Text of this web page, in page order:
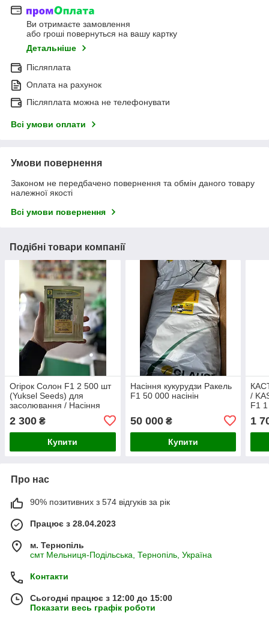
Ви отримаєте замовлення
або гроші повернуться на вашу картку
Детальніше
Післяплата
Оплата на рахунок
Післяплата можна не телефонувати
Всі умови оплати
Умови повернення
Законом не передбачено повернення та обмін даного товару
належної якості
Всі умови повернення
Подібні товари компанії
Огірок Солон F1 2 500 шт
(Yuksel Seeds) для
засолювання / Насіння
консервації
2 300 ₴
Купити
Насіння кукурудзи Ракель
F1 50 000 насінін
50 000₴
Купити
/
F1
1
Про нас
90% позитивних з 574 відгуків за рік
Працює з 28.04.2023
м. Тернопіль
смт Мельниця-Подільська, Тернопіль, Україна
Контакти
Сьогодні працює з 12:00 до 15:00
Показати весь графік роботи